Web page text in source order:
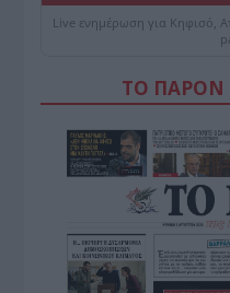
Live ενημέρωση για Κηφισό,
ΤΟ ΠΑΡΟΝ